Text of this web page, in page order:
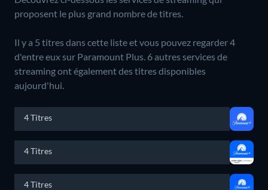
proposent le plus grand nombre de titres.
Il y a 5 titres dans cette liste et vous pouvez regarder 4
d'entre eux sur Paramount Plus. 6 autres services de
streaming ont également des titres disponibles
aujourd'hui.
4 Titres
4 Titres
4 Titres